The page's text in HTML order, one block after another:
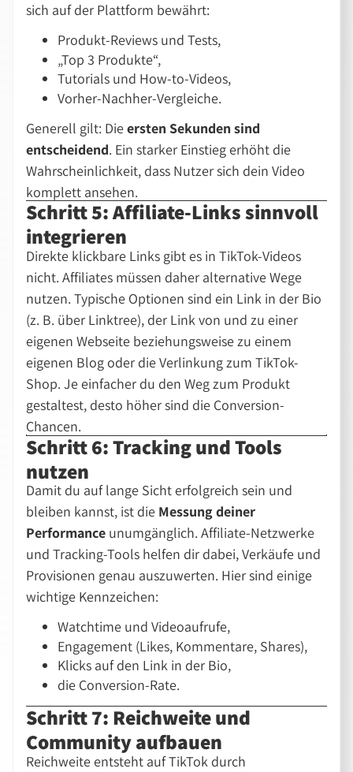
sich auf der Plattform bewährt:
Produkt-Reviews und Tests,
Top 3 Produkte ,
Tutorials und How-to-Videos,
Vorher-Nachher-Vergleiche.
Generell gilt: Dieersten Sekunden sind
entscheidend. Ein starker Einstieg erhöht die
Wahrscheinlichkeit, dass Nutzer sich dein Video
komplett ansehen.
Schritt 5: Affiliate-Links sinnvoll
integrieren
Direkte klickbare Links gibt es in TikTok-Videos
nicht. Affiliates müssen daher alternative Wege
nutzen. Typische Optionen sind ein Link in der Bio
(z. B. über Linktree), der Link von und zu einer
eigenen Webseite beziehungsweise zu einem
eigenen Blog oder die Verlinkung zum TikTok-
Shop. Je einfacher du den Weg zum Produkt
gestaltest, desto höher sind die Conversion-
Chancen.
Schritt 6: Tracking und Tools
nutzen
Damit du auf lange Sicht erfolgreich sein und
bleiben kannst, ist die Messung deiner
Performance unumgänglich. Affiliate-Netzwerke
und Tracking-Tools helfen dir dabei, Verkäufe und
Provisionen genau auszuwerten. Hier sind einige
wichtige Kennzeichen:
Watchtime und Videoaufrufe,
Engagement (Likes, Kommentare, Shares),
Klicks auf den Link in der Bio,
die Conversion-Rate.
Schritt 7: Reichweite und
Community aufbauen
Reichweite entsteht auf TikTok durch